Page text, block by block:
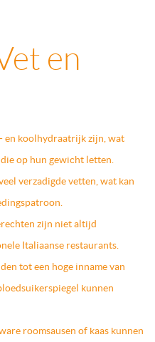
en
en koolhydraatrijk zijn, wat
op hun gewicht letten.
verzadigde vetten, wat kan
zijn niet altijd
Italiaanse restaurants.
tot een hoge inname van
kunnen
roomsausen of kaas kunnen